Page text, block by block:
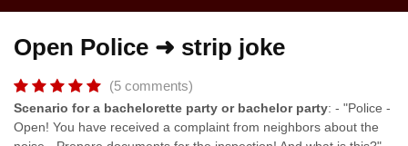
Open Police ➜ strip joke
(5 comments)
Scenario for a bachelorette party or bachelor party: - "Police -
Open! You have received a complaint from neighbors about the